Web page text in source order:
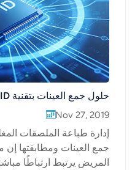
حلول جمع العينات بتقنية RFID في الطب الذكي
Nov 27, 2019
إدارة طباعة الملصقات
جمع العينات ومطابقتها
المريض يرتبط ارتباطًا